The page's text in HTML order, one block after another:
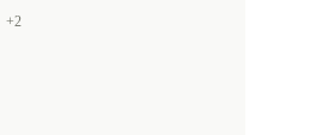
+2